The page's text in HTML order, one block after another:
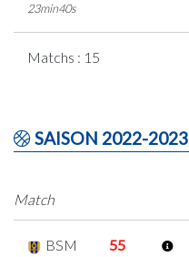
23min40s
Matchs : 15
SAISON 2022-2023
Match
BSM 55